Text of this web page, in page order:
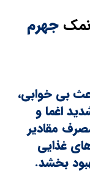
جهرم
بی خوابی،
اغما و
مقادیر
غذایی
بخشد.